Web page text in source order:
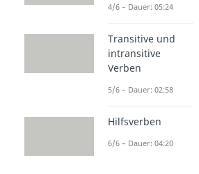
4/6 – Dauer: 05:24
Transitive und
intransitive
Verben
5/6 – Dauer: 02:58
Hilfsverben
6/6 – Dauer: 04:20